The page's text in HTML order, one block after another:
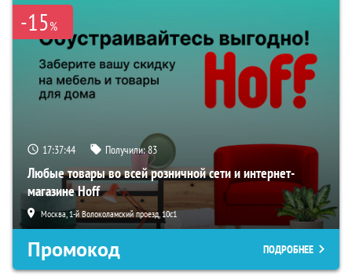
-15%
17:37:43 Получили:83
Любые товары во всей розничной сети и интернет-
магазине Hoff
Москва, 1-й Волоколамский проезд, 10с1
Промокод ПОДРОБНЕЕ